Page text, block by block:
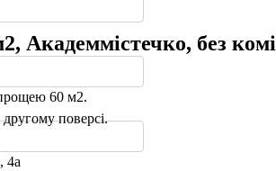
Академмістечко, без
60 м2.
поверсі.
4а